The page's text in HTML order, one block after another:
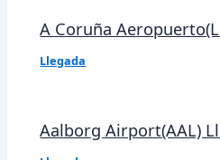
A Coruña
Llegada
Aalborg Airport(AAL)